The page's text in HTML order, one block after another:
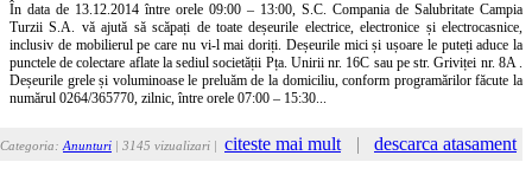
În data de 13.12.2014 între orele 09:00 – 13:00, S.C. Compania de Salubritate Campia
Turzii S.A. vă ajută să scăpați de toate deșeurile electrice, electronice și electrocasnice,
inclusiv de mobilierul pe care nu vi-l mai doriți. Deșeurile mici și ușoare le puteți aduce la
punctele de colectare aflate la sediul societății Pța. Unirii nr. 16C sau pe str. Griviței nr. 8A .
Deșeurile grele și voluminoase le preluăm de la domiciliu, conform programărilor făcute la
numărul 0264/365770, zilnic, între orele 07:00 – 15:30...
Categoria: Anunturi | 3145 vizualizari | citeste mai mult | descarca atasament